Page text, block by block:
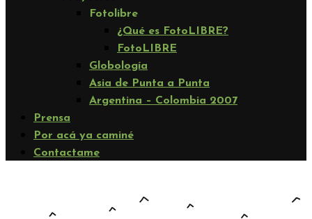
Fotolibre
¿Qué es FotoLIBRE?
FotoLIBRE
Globología
Asia de Punta a Punta
Argentina – Colombia 2007
Prensa
Por acá ya caminé
Contactame